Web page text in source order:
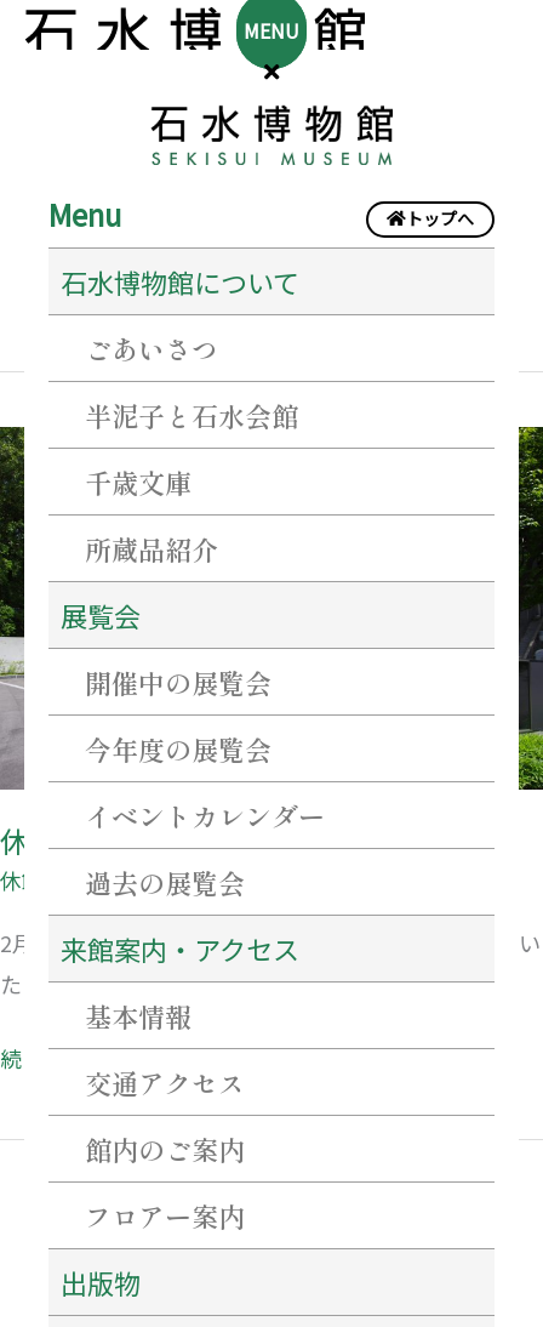
MENU
トップへ
Menu
石水博物館について
ごあいさつ
半泥子と石水会館
千歳文庫
所蔵品紹介
展覧会
開催中の展覧会
今年度の展覧会
イベントカレンダー
過去の展覧会
来館案内・アクセス
基本情報
交通アクセス
館内のご案内
フロアー案内
出版物
2022年1月
休館日のお知らせ
休館日
2月14日（月）から18日（金）は展示替えのため休館い
たします。
休
館
日
の
お
知
ら
せ
続きを読む »
最近の投稿
ネーミングライツ・パートナーを募集します！